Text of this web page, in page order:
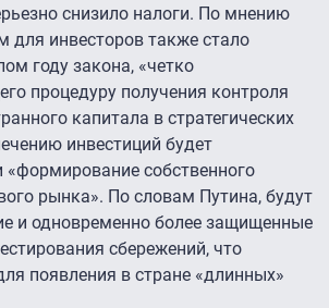
снизило налоги. По мнению
для инвесторов также стало
году закона, «четко
процедуру получения контроля
капитала в стратегических
инвестиций будет
«формирование собственного
рынка». По словам Путина, будут
и одновременно более защищенные
сбережений, что
появления в стране «длинных»